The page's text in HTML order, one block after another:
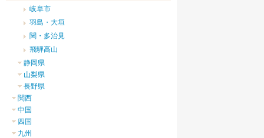
岐阜市
羽島・大垣
関・多治見
飛騨高山
静岡県
山梨県
長野県
関西
中国
四国
九州